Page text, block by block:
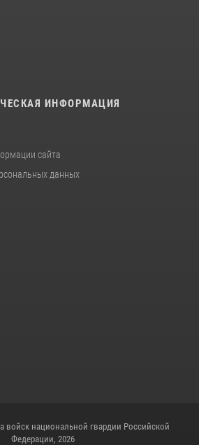
ИНФОРМАЦИЯ
сайта
данных
войск национальной гвардии Российской
Федерации, 2026